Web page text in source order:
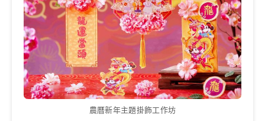
農曆新年主題掛飾工作坊